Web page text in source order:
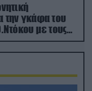
την γκάφα του
με τους